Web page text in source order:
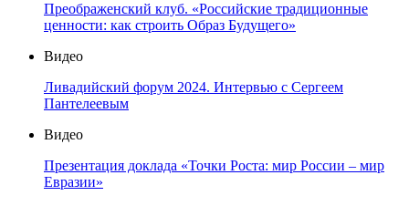
Преображенский клуб. «Российские традиционные
ценности: как строить Образ Будущего»
Видео
Ливадийский форум 2024. Интервью с Сергеем
Пантелеевым
Видео
Презентация доклада «Точки Роста: мир России – мир
Евразии»